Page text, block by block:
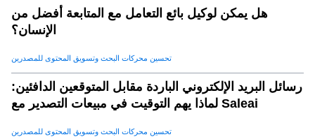
هل يمكن لوكيل بائع التعامل مع المتابعة أفضل من
الإنسان؟
تحسين محركات البحث وتسويق المحتوى للمصدرين
رسائل البريد الإلكتروني الباردة مقابل المتوقعين الدافئين:
لماذا يهم التوقيت في مبيعات التصدير مع Saleai
تحسين محركات البحث وتسويق المحتوى للمصدرين